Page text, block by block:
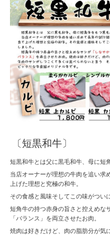
〔短黒和牛〕
短黒和牛とは父に黒毛和牛、母に短
当店オーナーが理想の牛肉を追い求
上げた理想と究極の和牛。
その食感と風味そしてこの味がつい
短角牛の持つ赤身の旨さと控えめな
「バランス」を両立させたお肉。
焼肉は好きだけど、肉の脂肪分が気